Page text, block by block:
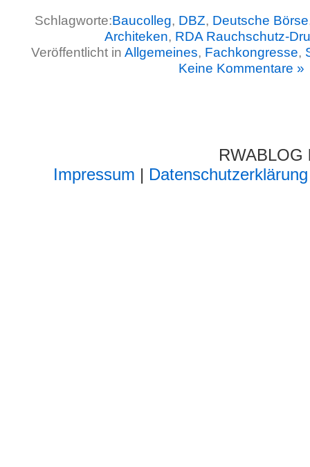
Schlagworte:Baucolleg, DBZ, Deutsche Börse
Architeken, RDA Rauchschutz-
Veröffentlicht in Allgemeines, Fachkongresse,
Keine Kommentare »
Impressum | Datenschutzerklärung